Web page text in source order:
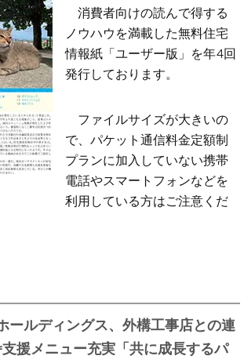
消費者向けの読んで得する
ノウハウを満載した無料住宅
情報紙「ユーザー版」を年4回
発行しております。
ファイルサイズが大きいの
で、パケット通信料金定額制
プランに加入していない携帯
電話やスマートフォンなどを
利用している方はご注意くだ
ールディングス、外構工事店との連
援メニュー充実「共に成長するパ